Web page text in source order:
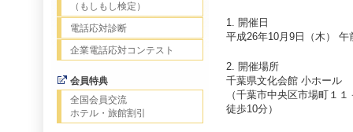
（もしもし検定）
電話応対診断
企業電話応対コンテスト
会員特典
全国会員交流
ホテル・旅館割引
1. 開催日
平成26年10月9日（木） 午
2. 開催場所
千葉県文化会館 小ホール
（千葉市中央区市場町１
徒歩10分）